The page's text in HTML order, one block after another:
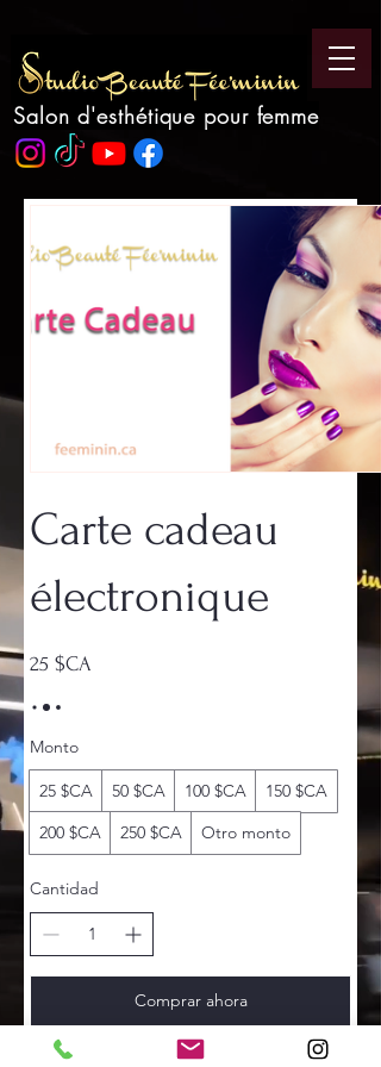
Salon d'esthétique pour femme
Carte cadeau
électronique
25 $CA
Monto
25 $CA 50 $CA 100 $CA
150 $CA
200 $CA
250 $CA Otro monto
Cantidad
Comprar ahora